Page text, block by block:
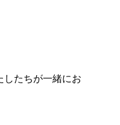
したちが一緒にお